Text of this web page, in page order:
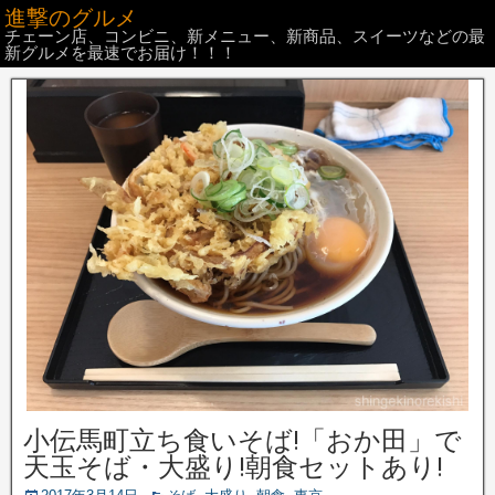
進撃のグルメ
チェーン店、コンビニ、新メニュー、新商品、スイーツなどの最
新グルメを最速でお届け！！！
小伝馬町立ち食いそば!「おか田」で
天玉そば・大盛り!朝食セットあり!